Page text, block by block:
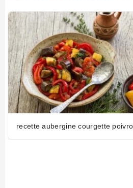
recette aubergine courgette